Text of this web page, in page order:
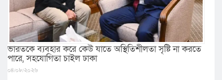
ভারতকে ব্যবহার করে কেউ যাতে অস্থিতিশীলতা সৃষ্টি না করতে
পারে, সহযোগিতা চাইল ঢাকা
০৪/০৮/২০২৬